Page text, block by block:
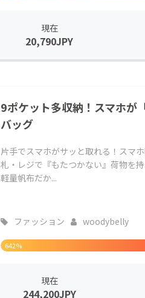
現在
20,790JPY
9ポケット多収納！スマホが
バッグ
片手でスマホがサッと取れる！スマ
札・レジで『もたつかない』荷物を
軽量帆布だか...
ファッション woodybelly
642%
現在
244,200JPY